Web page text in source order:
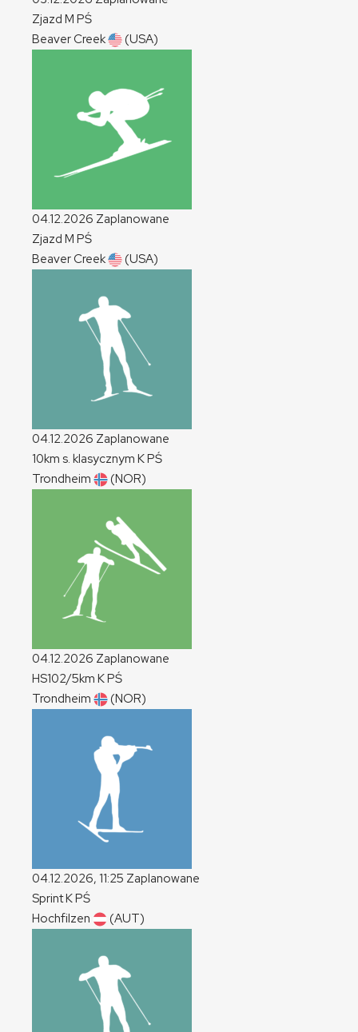
Zjazd M PŚ
Beaver Creek
(USA)
04.12.2026 Zaplanowane
Zjazd M PŚ
Beaver Creek
(USA)
04.12.2026 Zaplanowane
10km s. klasycznym KPŚ
Trondheim
(NOR)
04.12.2026 Zaplanowane
HS102/5km KPŚ
Trondheim
(NOR)
04.12.2026, 11:25 Zaplanowane
SprintKPŚ
Hochfilzen
(AUT)